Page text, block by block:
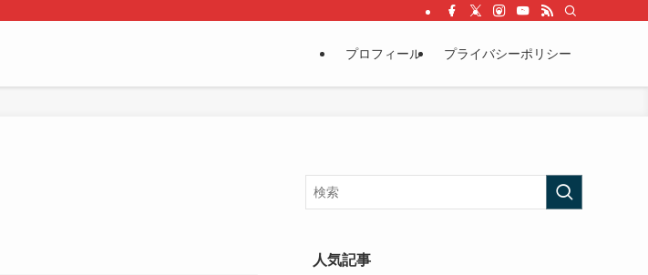
プロフィール プライバシーポリシー
人気記事